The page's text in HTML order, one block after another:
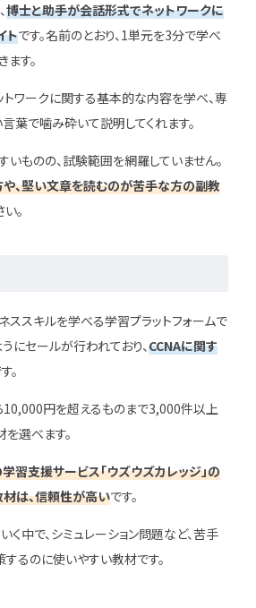
博士と助手が会話形式でネットワークに
トです。名前のとおり、1単元を3分で学べ
す。
ワークに関する基本的な内容を学べ、専
葉で噛み砕いて説明してくれます。
いものの、試験範囲を網羅していません。
、堅い文章を読むのが苦手な方の副教
。
スキルを学べる学習プラットフォームで
にセールが行われており、CCNAに関す
。
円を超えるものまで3,000件以上
を選べます。
習支援サービス「ウズウズカレッジ」の
は、信頼性が高いです。
中で、シミュレーション問題など、苦手
るのに使いやすい教材です。